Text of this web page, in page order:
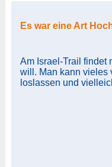
Es war eine Art
Am Israel-Trail findet
will. Man kann vieles
loslassen und